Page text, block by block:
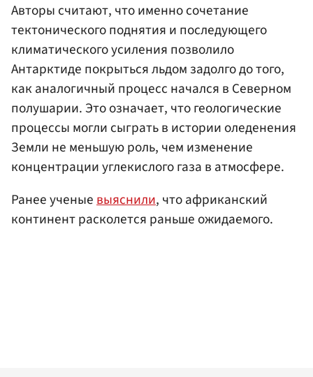
Авторы считают, что именно сочетание
тектонического поднятия и последующего
климатического усиления позволило
Антарктиде покрыться льдом задолго до того,
как аналогичный процесс начался в Северном
полушарии. Это означает, что геологические
процессы могли сыграть в истории оледенения
Земли не меньшую роль, чем изменение
концентрации углекислого газа в атмосфере.
Ранее ученыевыяснили, что африканский
континент расколется раньше ожидаемого.